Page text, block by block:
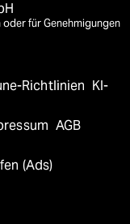
für Genehmigungen
Richtlinien KI-
AGB
(Ads)